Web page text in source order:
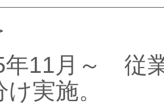
11月～ 従
実施。